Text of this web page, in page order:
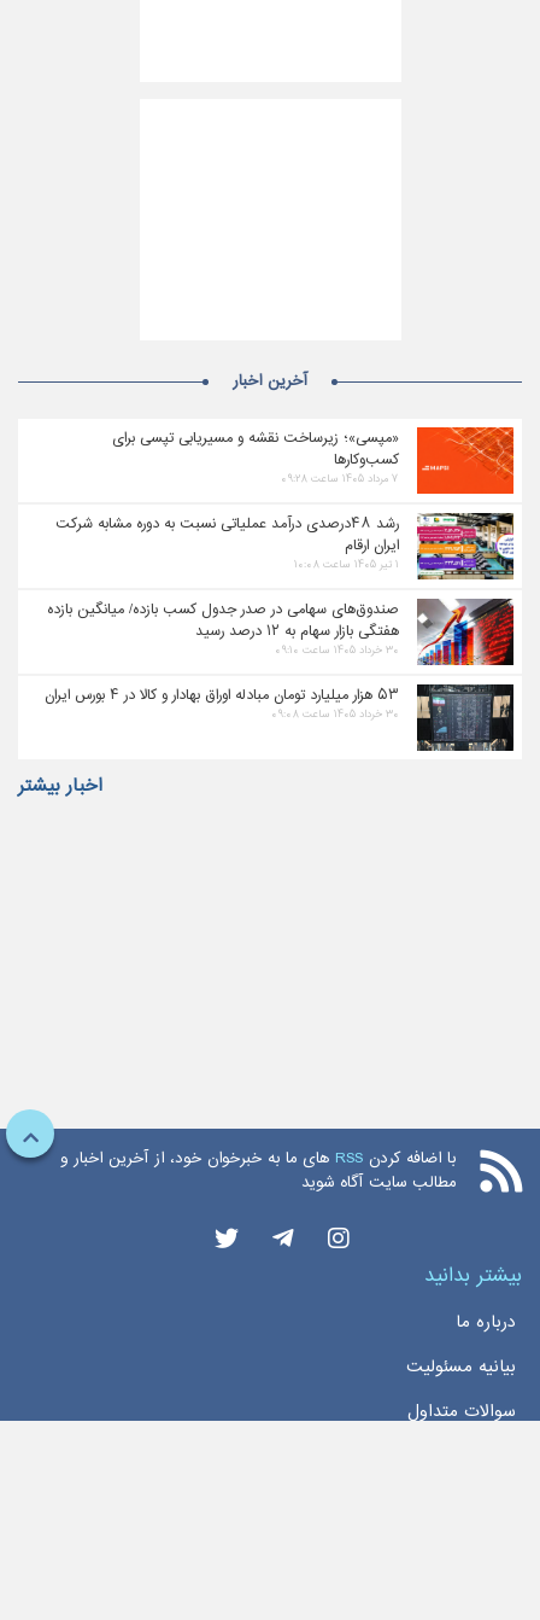
آخرین اخبار
«مپسی»؛ زیرساخت نقشه و مسیریابی تپسی برای
کسب‌وکارها
۷ مرداد ۱۴۰۵ ساعت ۰۹:۲۸
رشد ۴۸درصدی درآمد عملیاتی نسبت به دوره مشابه شرکت
ایران ارقام
۱ تیر ۱۴۰۵ ساعت ۱۰:۰۸
صندوق‌های سهامی در صدر جدول کسب بازده/ میانگین بازده
هفتگی بازار سهام به ۱۲ درصد رسید
۳۰ خرداد ۱۴۰۵ ساعت ۰۹:۱۰
۵۳ هزار میلیارد تومان مبادله اوراق بهادار و کالا در ۴ بورس ایران
۳۰ خرداد ۱۴۰۵ ساعت ۰۹:۰۸
اخبار بیشتر
با اضافه کردن RSS های ما به خبرخوان خود، از آخرین اخبار و
مطالب سایت آگاه شوید
بیشتر بدانید
درباره ما
بیانیه مسئولیت
سوالات متداول